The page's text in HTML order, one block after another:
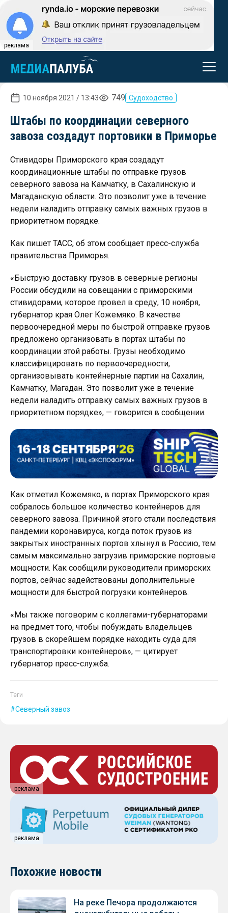
реклама
10 ноября 2021 / 13:43 749 Судоходство
Штабы по координации северного
завоза создадут портовики в Приморье
Стивидоры Приморского края создадут
координационные штабы по отправке грузов
северного завоза на Камчатку, в Сахалинскую и
Магаданскую области. Это позволит уже в течение
недели наладить отправку самых важных грузов в
приоритетном порядке.
Как пишет ТАСС, об этом сообщает пресс-служба
правительства Приморья.
«Быструю доставку грузов в северные регионы
России обсудили на совещании с приморскими
стивидорами, которое провел в среду, 10 ноября,
губернатор края Олег Кожемяко. В качестве
первоочередной меры по быстрой отправке грузов
предложено организовать в портах штабы по
координации этой работы. Грузы необходимо
классифицировать по первоочередности,
организовывать контейнерные партии на Сахалин,
Камчатку, Магадан. Это позволит уже в течение
недели наладить отправку самых важных грузов в
приоритетном порядке», — говорится в сообщении.
Как отметил Кожемяко, в портах Приморского края
собралось большое количество контейнеров для
северного завоза. Причиной этого стали последствия
пандемии коронавируса, когда поток грузов из
закрытых иностранных портов хлынул в Россию, тем
самым максимально загрузив приморские портовые
мощности. Как сообщили руководители приморских
портов, сейчас задействованы дополнительные
мощности для быстрой погрузки контейнеров.
«Мы также поговорим с коллегами-губернаторами
на предмет того, чтобы побуждать владельцев
грузов в скорейшем порядке находить суда для
транспортировки контейнеров», — цитирует
губернатор пресс-служба.
Теги
Северный завоз
реклама
реклама
Похожие новости
На реке Печора продолжаются